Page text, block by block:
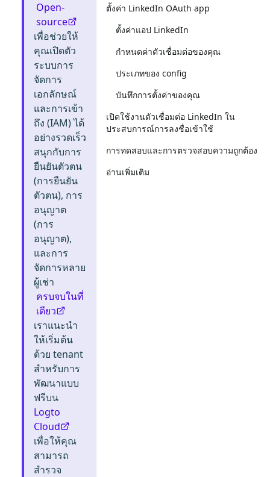
Open-
source
เพื่อช่วยให้
คุณเปิดตัว
ระบบการ
จัดการ
เอกลักษณ์
และการเข้า
ถึง (IAM) ได้
อย่างรวดเร็ว
สนุกกับการ
ยืนยันตัวตน
(การยืนยัน
ตัวตน), การ
อนุญาต
(การ
อนุญาต),
และการ
จัดการหลาย
ผู้เช่า
ครบจบในที่
เดียว
เราแนะนำ
ให้เริ่มต้น
ด้วย tenant
สำหรับการ
พัฒนาแบบ
ฟรีบน
Logto
Cloud
เพื่อให้คุณ
สามารถ
สำรวจ
ตั้งค่า LinkedIn OAuth app
ตั้งค่าแอป LinkedIn
กำหนดค่าตัวเชื่อมต่อของคุณ
ประเภทของ config
บันทึกการตั้งค่าของคุณ
เปิดใช้งานตัวเชื่อมต่อ LinkedIn ใน
ประสบการณ์การลงชื่อเข้าใช้
การทดสอบและการตรวจสอบความถูกต้อง
อ่านเพิ่มเติม